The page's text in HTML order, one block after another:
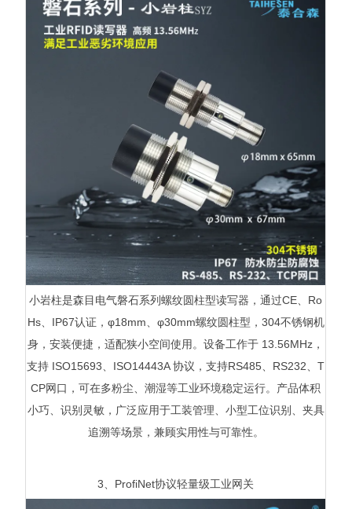
小岩柱是森目电气磐石系列螺纹圆柱型读写器，通过CE、Ro
Hs、IP67认证，φ18mm、φ30mm螺纹圆柱型，304不锈钢机
身，安装便捷，适配狭小空间使用。设备工作于 13.56MHz，
支持 ISO15693、ISO14443A 协议，支持RS485、RS232、T
CP网口，可在多粉尘、潮湿等工业环境稳定运行。产品体积
小巧、识别灵敏，广泛应用于工装管理、小型工位识别、夹具
追溯等场景，兼顾实用性与可靠性。
3、ProfiNet协议轻量级工业网关